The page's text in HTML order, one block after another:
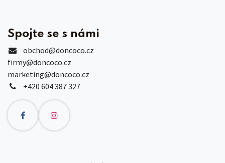
Spojte se s námi
obchod@doncoco.cz
firmy@doncoco.cz
marketing@doncoco.cz
+420 604 387 327